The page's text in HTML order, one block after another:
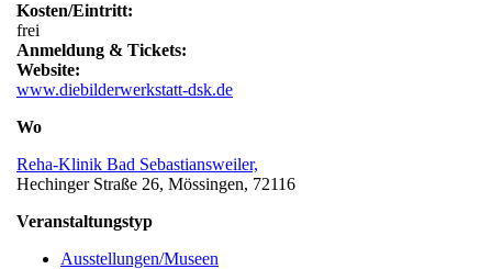
Kosten/Eintritt:
frei
Anmeldung & Tickets:
Website:
www.diebilderwerkstatt-dsk.de
Wo
Reha-Klinik Bad Sebastiansweiler,
Hechinger Straße 26, Mössingen, 72116
Veranstaltungstyp
Ausstellungen/Museen